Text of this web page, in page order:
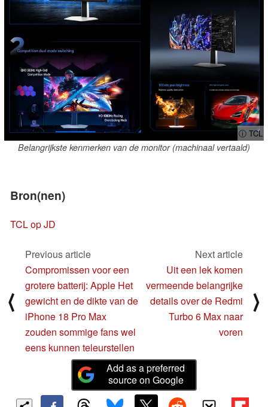
ⓘ TCL
Belangrijkste kenmerken van de monitor (machinaal vertaald)
Bron(nen)
TCL op JD
⟨
Previous article
Compromissen voor een
grotere batterij: Apple Het
gewicht en de dikte van de
iPhone 18 Pro Max
zouden sommige fans wel
eens kunnen teleurstellen
Next article
Uit een lek komen
vermeende belangrijke
details over de Redmi
Turbo 6 Max naar
voren
⟩
Add as a preferred
source on Google